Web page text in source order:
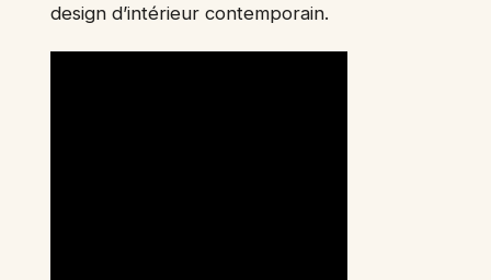
design d’intérieur contemporain.